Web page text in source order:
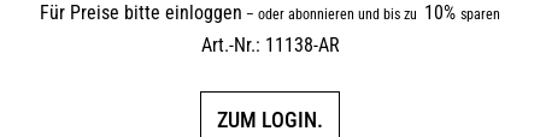
Für Preise bitte einloggen – oder abonnieren und bis zu 10% sparen
Art.-Nr.: 11138-AR
ZUM LOGIN.